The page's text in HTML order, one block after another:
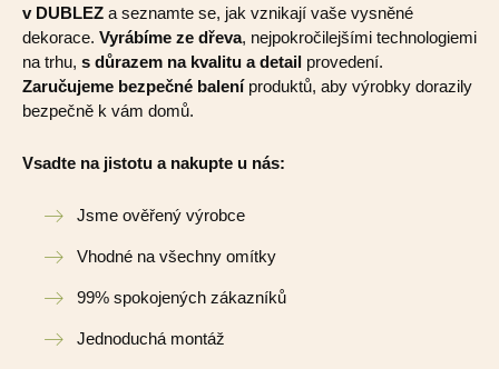
v DUBLEZ a seznamte se, jak vznikají vaše vysněné
dekorace. Vyrábíme ze dřeva, nejpokročilejšími technologiemi
na trhu, s důrazem na kvalitu a detail provedení.
Zaručujeme bezpečné baleníproduktů, aby výrobky dorazily
bezpečně k vám domů.
Vsadte na jistotu a nakupte u nás:
Jsme ověřený výrobce
Vhodné na všechny omítky
99% spokojených zákazníků
Jednoduchá montáž